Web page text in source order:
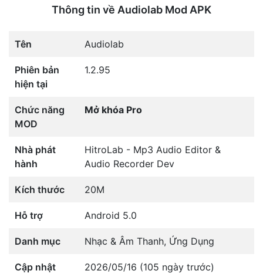
Thông tin về Audiolab Mod APK
Tên Audiolab
Phiên bản
hiện tại
1.2.95
Chức năng
MOD
Mở khóa Pro
Nhà phát
hành
HitroLab - Mp3 Audio Editor &
Audio Recorder Dev
Kích thước 20M
Hỗ trợ Android 5.0
Danh mục Nhạc & Âm Thanh, Ứng Dụng
Cập nhật
2026/05/16 (105 ngày trước)